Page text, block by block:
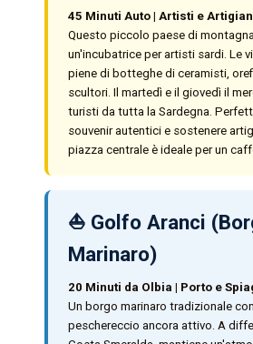
45 Minuti Auto | Artisti e
Questo piccolo paese di
un'incubatrice per artisti sardi. Le
piene di botteghe di ceramisti,
scultori. Il martedì e il giovedì il
turisti da tutta la Sardegna.
souvenir autentici e sostenere
piazza centrale è ideale per un
⛵ Golfo Aranci
Marinaro)
20 Minuti da Olbia | Porto e
Un borgo marinaro tradizionale
peschereccio ancora attivo. A